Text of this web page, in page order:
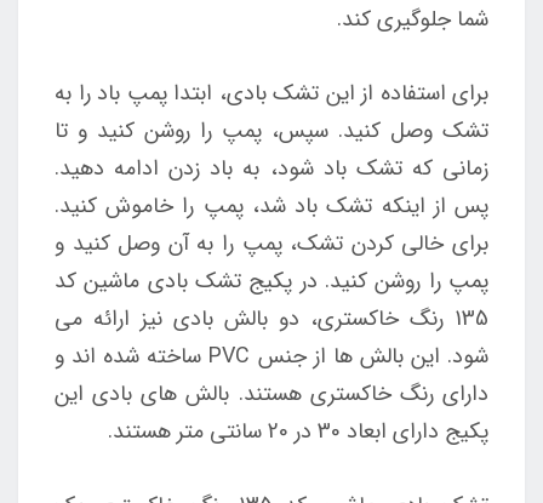
شما جلوگیری کند.
برای استفاده از این تشک بادی، ابتدا پمپ باد را به
تشک وصل کنید. سپس، پمپ را روشن کنید و تا
زمانی که تشک باد شود، به باد زدن ادامه دهید.
پس از اینکه تشک باد شد، پمپ را خاموش کنید.
برای خالی کردن تشک، پمپ را به آن وصل کنید و
پمپ را روشن کنید. در پکیج تشک بادی ماشین کد
135 رنگ خاکستری، دو بالش بادی نیز ارائه می
شود. این بالش ها از جنس PVC ساخته شده اند و
دارای رنگ خاکستری هستند. بالش های بادی این
پکیج دارای ابعاد 30 در 20 سانتی متر هستند.